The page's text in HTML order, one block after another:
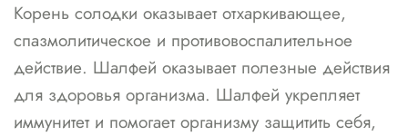
Корень солодки оказывает отхаркивающее,
спазмолитическое и противовоспалительное
действие. Шалфей оказывает полезные действия
для здоровья организма. Шалфей укрепляет
иммунитет и помогает организму защитить себя,